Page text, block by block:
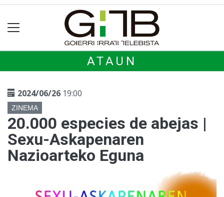
ATAUN
2024/06/26 19:00
ZINEMA
20.000 especies de abejas |
Sexu-Askapenaren
Nazioarteko Eguna